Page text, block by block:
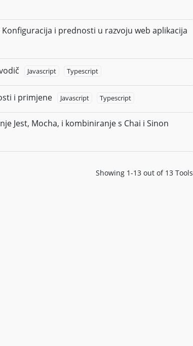
i prednosti u razvoju web aplikacija
Javascript Typescript
i primjene Javascript Typescript
Jest, Mocha, i kombiniranje s Chai i Sinon
Showing 1-13 out of 13 Tools